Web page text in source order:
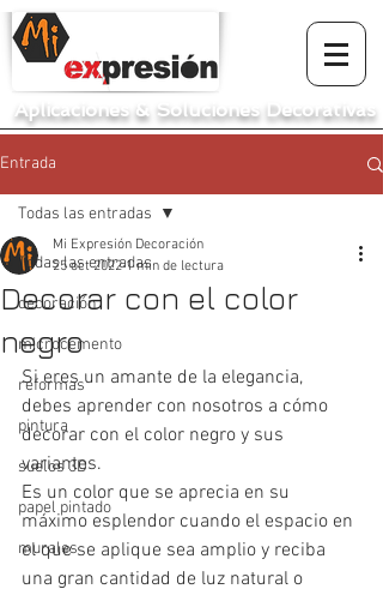
Aplicaciones & Soluciones Decorativas
Entrada
Todas las entradas
decoración
microcemento
reformas
pintura
suelos 3D
papel pintado
murales
Todas las entradas
Decorar con el color
negro
Mi Expresión Decoración
25 oct 2022 1 min de lectura
Si eres un amante de la elegancia,
debes aprender con nosotros a cómo
decorar con el color negro y sus
variantes.
Es un color que se aprecia en su
máximo esplendor cuando el espacio en
el que se aplique sea amplio y reciba
una gran cantidad de luz natural o